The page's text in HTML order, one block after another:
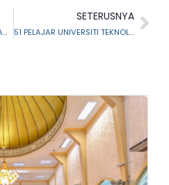
PROGRAM PEMBIMBING RAKAN KOMUNITI (KATEGORI ALUMNI DADAH) “PENCARIAN DA’IE” FASA 3, TAHUN 2023
SETERUSNYA
51 PELAJAR UNIVERSITI TEKNOLOGI MARA CAWANGAN PERAK TIMBA PENGALAMAN DI MAIS